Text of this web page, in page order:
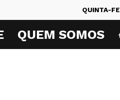
QUINTA-
QUEM SOMOS